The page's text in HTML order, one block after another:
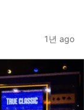
1년 ago